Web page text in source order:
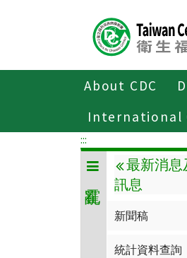
About CDC
International
傳
:::
最新消息
訊息
新聞稿
統計資料查詢